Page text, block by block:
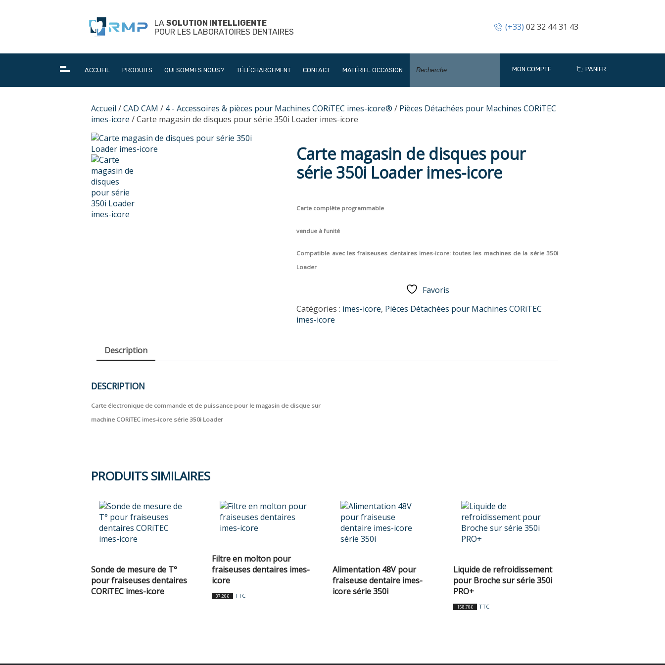
LASOLUTION INTELLIGENTE
POUR LES LABORATOIRES DENTAIRES
(+33) 02 32 44 31 43
ACCUEIL PRODUITS QUI SOMMES NOUS? TÉLÉCHARGEMENT CONTACT MATÉRIEL OCCASION MON COMPTE PANIER
Accueil /CAD CAM / 4 - Accessoires & pièces pour Machines CORiTEC imes-icore® / Pièces Détachées pour Machines CORiTEC
imes-icore / Carte magasin de disques pour série 350i Loader imes-icore
Carte magasin de disques pour
série 350i Loader imes-icore
Carte complète programmable
vendue à l’unité
Compatible avec les fraiseuses dentaires imes-icore: toutes les machines de la série 350i
Loader
Favoris
Catégories : imes-icore, Pièces Détachées pour Machines CORiTEC
imes-icore
Description
DESCRIPTION
Carte électronique de commande et de puissance pour le magasin de disque sur
machine CORiTEC imes-icore série 350i Loader
PRODUITS SIMILAIRES
Sonde de mesure de T°
pour fraiseuses dentaires
CORiTEC imes-icore
Filtre en molton pour
fraiseuses dentaires imes-
icore
37,20€ TTC
Alimentation 48V pour
fraiseuse dentaire imes-
icore série 350i
Liquide de refroidissement
pour Broche sur série 350i
PRO+
158,70€ TTC